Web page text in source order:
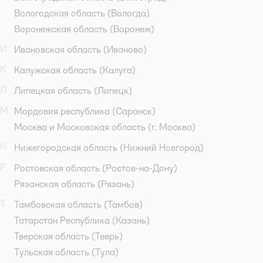
Вологодская область (Вологда)
Воронежская область (Воронеж)
Ивановская область (Иваново)
Калужская область (Калуга)
Липецкая область (Липецк)
Мордовия республика (Саранск)
Москва и Московская область (г. Москва)
Нижегородская область (Нижний Новгород)
Ростовская область (Ростов-на-Дону)
Рязанская область (Рязань)
Тамбовская область (Тамбов)
Татарстан Республика (Казань)
Тверская область (Тверь)
Тульская область (Тула)